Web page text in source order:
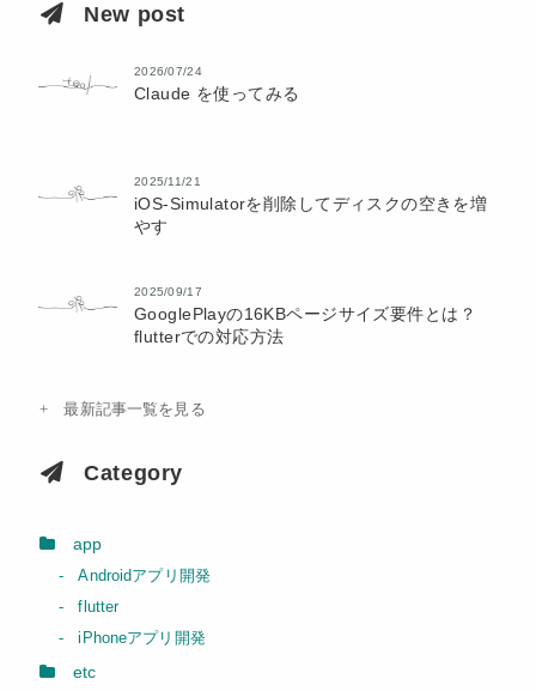
New post
2026/07/24
Claude を使ってみる
2025/11/21
iOS-Simulatorを削除してディスクの空きを増
やす
2025/09/17
GooglePlayの16KBページサイズ要件とは？
flutterでの対応方法
最新記事一覧を見る
Category
app
Androidアプリ開発
flutter
iPhoneアプリ開発
etc